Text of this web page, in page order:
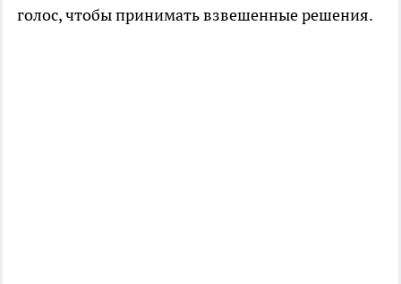
голос, чтобы принимать взвешенные решения.